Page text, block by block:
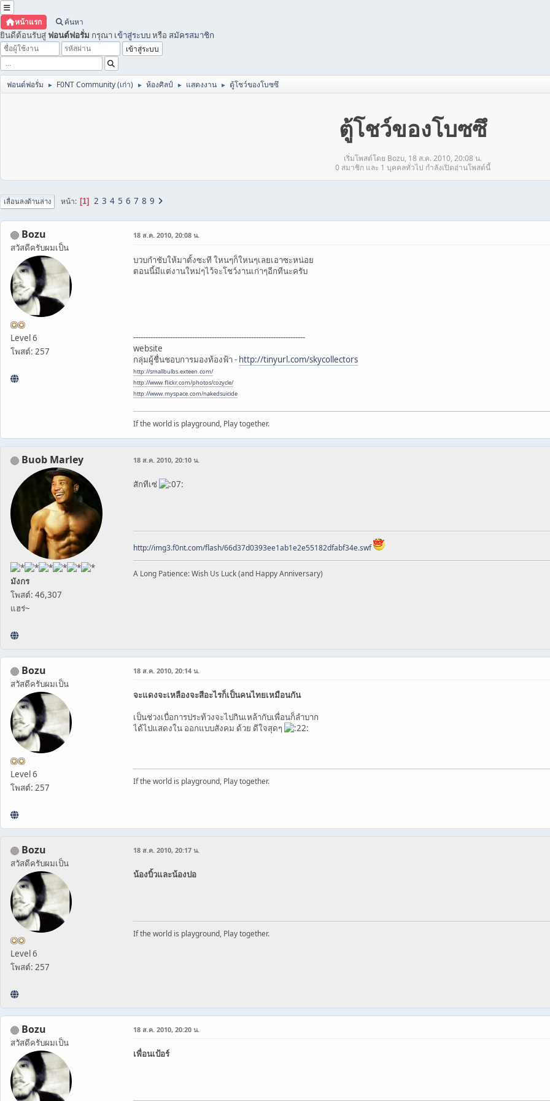
หน้าแรก ค้นหา
ยินดีต้อนรับสู่ ฟอนต์ฟอรั่ม กรุณา เข้าสู่ระบบหรือ สมัครสมาชิก
ฟอนต์ฟอรั่ม ► F0NT Community (เก่า) ► ห้องศิลป์ ► แสดงงาน ► ตู้โชว์ของโบซซึ
ตู้โชว์ของโบซซึ
เริ่มโพสต์โดย Bozu, 18 ส.ค. 2010, 20:08 น.
0 สมาชิก และ 1 บุคคลทั่วไป กำลังเปิดอ่านโพสต์นี้
เลื่อนลงด้านล่าง หน้า 1 2 3 4 5 6 7 8 9
Bozu
สวัสดีครับผมเป็น
Level 6
โพสต์: 257
18 ส.ค. 2010, 20:08 น.
บวบกำชับให้มาตั้งซะที ใหนๆก็ใหนๆเลยเอาซะหน่อย
ตอนนี้มีแต่งานใหม่ๆไว้จะโชว์งานเก่าๆอีกทีนะครับ
----------------------------------------------------------------------
website
กลุ่มผู้ชื่นชอบการมองท้องฟ้า - http://tinyurl.com/skycollectors
http://smallbulbs.exteen.com/
http://www.flickr.com/photos/cozycle/
http://www.myspace.com/nakedsuicide
If the world is playground, Play together.
Buob Marley
มังกร
โพสต์: 46,307
แฮร่~
18 ส.ค. 2010, 20:10 น.
สักทีเซ่
http://img3.f0nt.com/flash/66d37d0393ee1ab1e2e55182dfabf34e.swf
A Long Patience: Wish Us Luck (and Happy Anniversary)
Bozu
สวัสดีครับผมเป็น
Level 6
โพสต์: 257
18 ส.ค. 2010, 20:14 น.
จะแดงจะเหลืองจะสีอะไรก็เป็นคนไทยเหมือนกัน
เป็นช่วงเบื่อการประท้วงจะไปกินเหล้ากับเพื่อนก็ลำบาก
ได้ไปแสดงใน ออกแบบสังคม ด้วย ดีใจสุดๆ
If the world is playground, Play together.
Bozu
สวัสดีครับผมเป็น
Level 6
โพสต์: 257
18 ส.ค. 2010, 20:17 น.
น้องบิ้วและน้องปอ
If the world is playground, Play together.
Bozu
สวัสดีครับผมเป็น
18 ส.ค. 2010, 20:20 น.
เพื่อนเป้อร์